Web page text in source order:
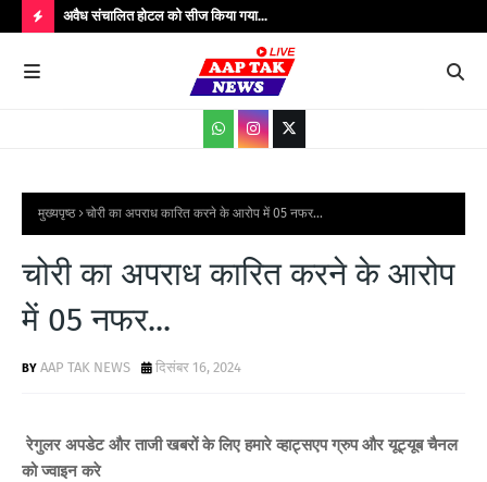
O
S
S
श्री अवैध संचालित होटल को सीज किया गया...
मुख्यपृष्ठ चोरी का अपराध कारित करने के आरोप में 05 नफर...
चोरी का अपराध कारित करने के आरोप
में 05 नफर...
AAP TAK NEWS दिसंबर 16, 2024
रेगुलर अपडेट और ताजी खबरों के लिए हमारे व्हाट्सएप ग्रुप और यूट्यूब चैनल
को ज्वाइन करे